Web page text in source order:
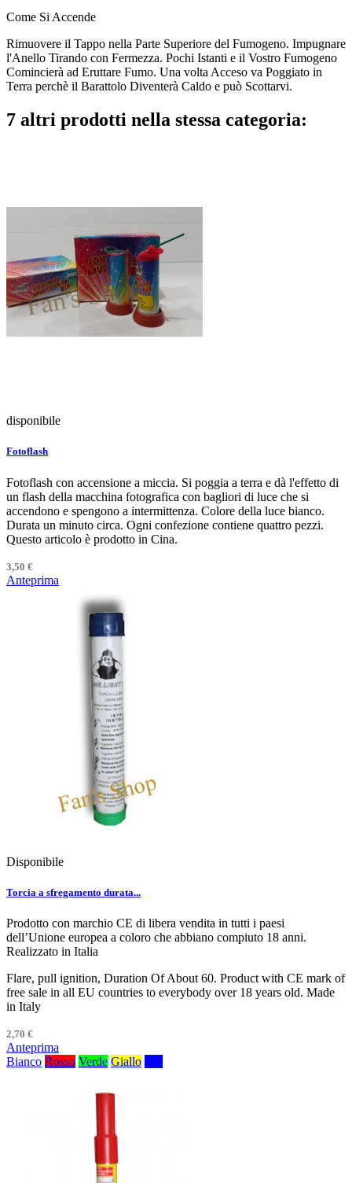
Come Si Accende
Rimuovere il Tappo nella Parte Superiore del Fumogeno. Impugnare
l'Anello Tirando con Fermezza. Pochi Istanti e il Vostro Fumogeno
Comincierà ad Eruttare Fumo. Una volta Acceso va Poggiato in
Terra perchè il Barattolo Diventerà Caldo e può Scottarvi.
7 altri prodotti nella stessa categoria:
disponibile
Fotoflash
Fotoflash con accensione a miccia. Si poggia a terra e dà l'effetto di
un flash della macchina fotografica con bagliori di luce che si
accendono e spengono a intermittenza. Colore della luce bianco.
Durata un minuto circa. Ogni confezione contiene quattro pezzi.
Questo articolo è prodotto in Cina.
3,50 €
Anteprima
Disponibile
Torcia a sfregamento durata...
Prodotto con marchio CE di libera vendita in tutti i paesi
dell’Unione europea a coloro che abbiano compiuto 18 anni.
Realizzato in Italia
Flare, pull ignition, Duration Of About 60. Product with CE mark of
free sale in all EU countries to everybody over 18 years old. Made
in Italy
2,70 €
Anteprima
Bianco Rosso Verde Giallo